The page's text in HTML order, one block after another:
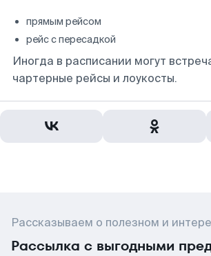
прямым рейсом
рейс с пересадкой
Иногда в расписании могут
чартерные рейсы и лоукосты.
Рассказываем о полезном и
Рассылка с выгодными